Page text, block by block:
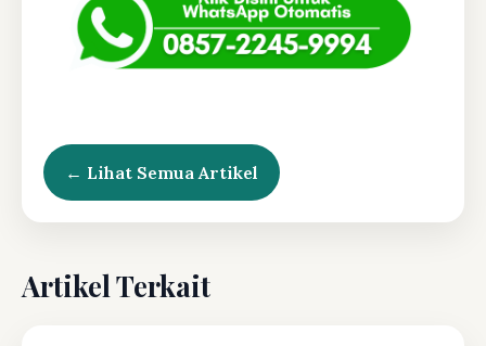
← Lihat Semua Artikel
Artikel Terkait